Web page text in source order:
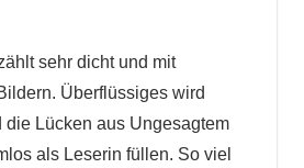
sehr dicht und mit
Überflüssiges wird
Lücken aus Ungesagtem
als Leserin füllen. So viel